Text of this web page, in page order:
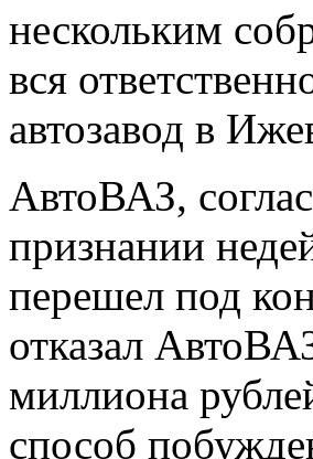
нескольким
вся
автозавод в
АвтоВАЗ,
признании
перешел под
отказал
миллиона
способ